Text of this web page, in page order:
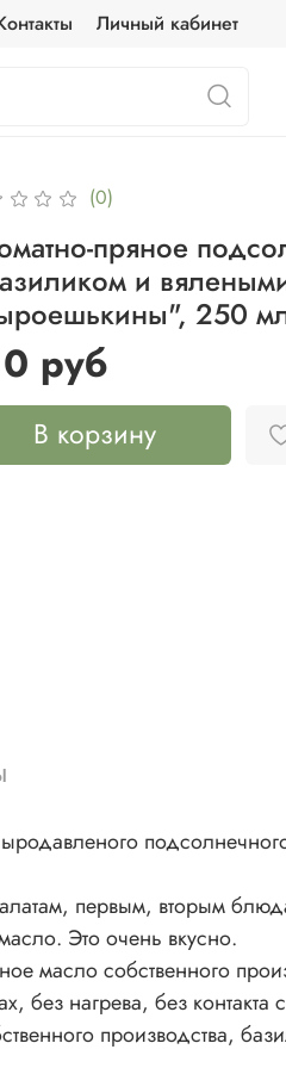
Личный кабинет
(0)
пряное
и
250
руб
В корзину
первым, вторым
Это очень вкусно.
масло собственного
без нагрева, без контакта
производства,